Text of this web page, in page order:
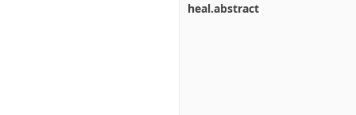
heal.abstract